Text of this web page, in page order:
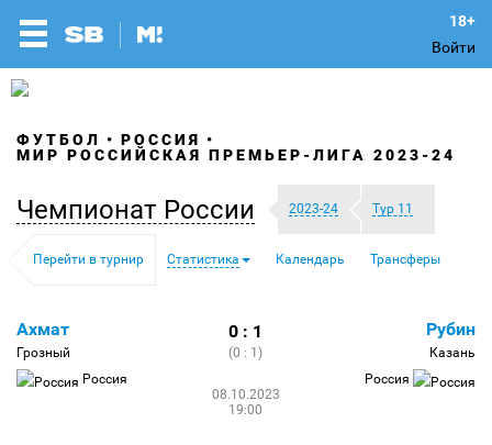
Войти
ФУТБОЛ
РОССИЯ
МИР РОССИЙСКАЯ ПРЕМЬЕР-ЛИГА 2023-24
Чемпионат России 2023-24 Тур 11
Перейти в турнир Статистика Календарь Трансферы
Ахмат
Грозный
Россия
0 : 1
(0 : 1)
08.10.2023
19:00
Рубин
Казань
Россия